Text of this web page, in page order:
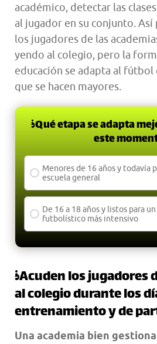
académico, detectar las
al jugador en su conjunto. Así
los jugadores de las
yendo al colegio, pero la
educación se adapta al fútbol
que se hacen mayores.
¿Qué etapa se adapta
este
Menores de 16 años y todavía
escuela general
De 16 a 18 años y listos para
futbolístico más intensivo
¿Acuden los jugadores
al colegio durante los
entrenamiento y de
Una academia bien